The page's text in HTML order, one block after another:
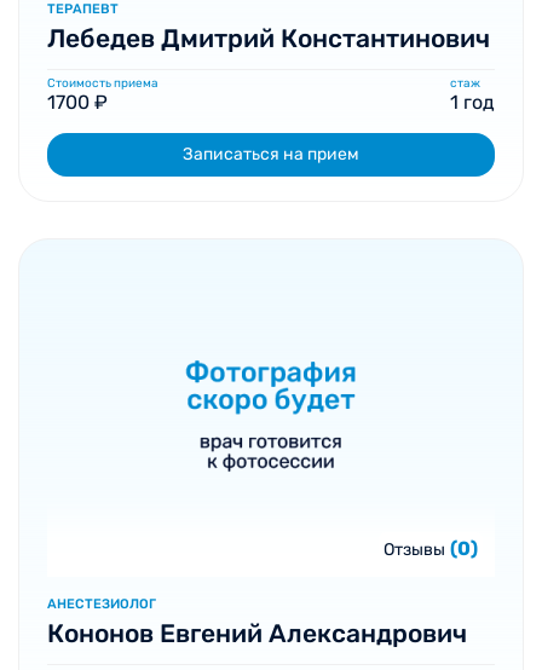
ТЕРАПЕВТ
Лебедев Дмитрий Константинович
Стоимость приема
1700 ₽
стаж
1 год
Записаться на прием
Отзывы (0)
АНЕСТЕЗИОЛОГ
Кононов Евгений Александрович